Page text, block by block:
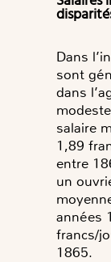
Dans
sont
dans
salaire
1,89
entre
un
années
francs/
1865.